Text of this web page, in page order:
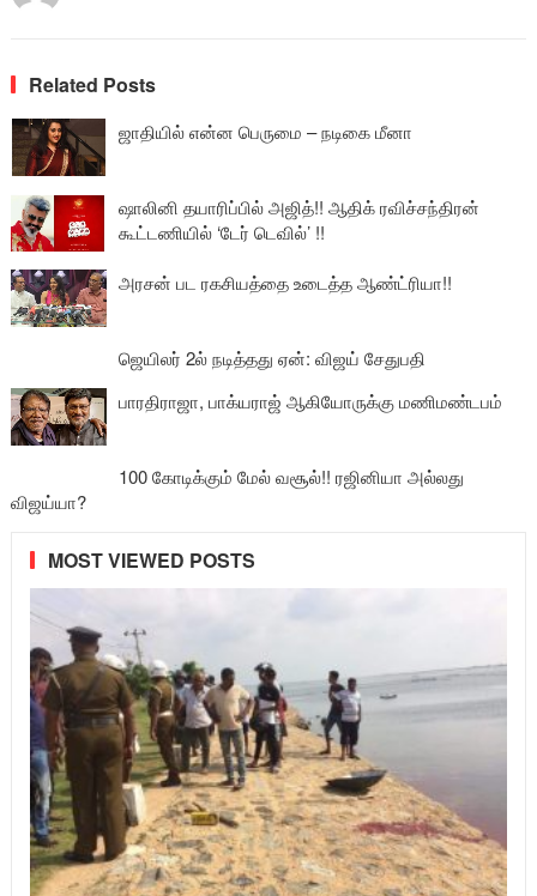
Related Posts
ஜாதியில் என்ன பெருமை – நடிகை மீனா
ஷாலினி தயாரிப்பில் அஜித்!! ஆதிக் ரவிச்சந்திரன்
கூட்டணியில் ‘டேர் டெவில்’ !!
அரசன் பட ரகசியத்தை உடைத்த ஆண்ட்ரியா!!
ஜெயிலர் 2ல் நடித்தது ஏன்: விஜய் சேதுபதி
பாரதிராஜா, பாக்யராஜ் ஆகியோருக்கு மணிமண்டபம்
100 கோடிக்கும் மேல் வசூல்!! ரஜினியா அல்லது
விஜய்யா?
MOST VIEWED POSTS